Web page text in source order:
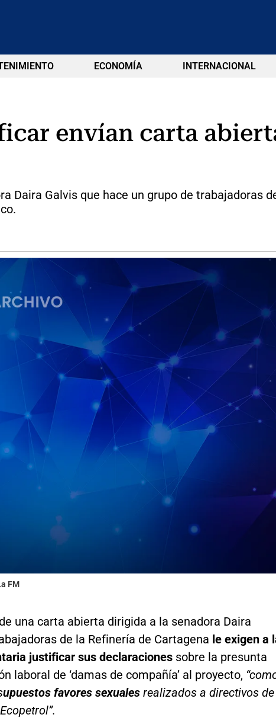
ECONOMÍA INTERNACIONAL
envían carta
Daira Galvis que hace un grupo de trabajadoras
FM
una carta abierta dirigida a la senadora Daira
de la Refinería de Cartagena le exigen a
justificar sus declaraciones sobre la presunta
laboral de ‘damas de compañía’ al proyecto,
upuestos favores sexualesrealizados a directivos de